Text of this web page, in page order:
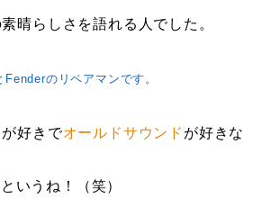
晴らしさを語れる人でした。
のリペアマンです。
が好きでオールドサウンド が好きな
というね！（笑）